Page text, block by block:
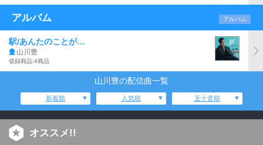
アルバム アルバム
駅/あんたのことが…
山川豊
収録商品:4商品
山川豊の配信曲一覧
新着順 人気順 五十音順
オススメ!!